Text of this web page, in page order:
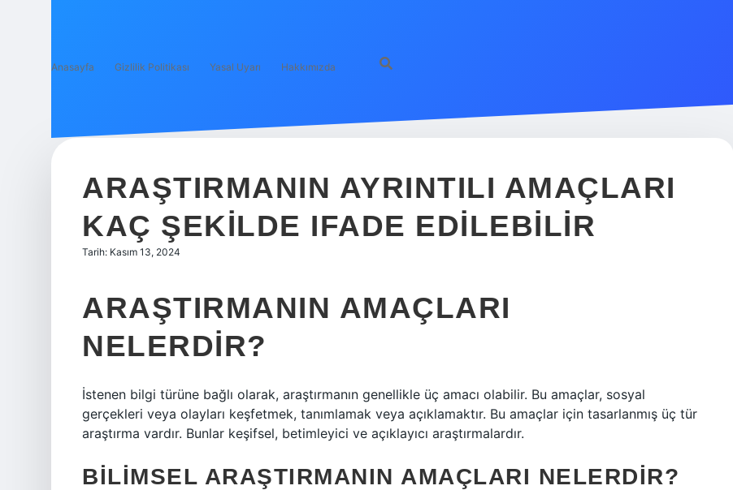
Anasayfa Gizlilik Politikası Yasal Uyarı Hakkımızda
ARAŞTIRMANIN AYRINTILI AMAÇLARI
KAÇ ŞEKILDE IFADE EDILEBILIR
Tarih: Kasım 13, 2024
ARAŞTIRMANIN AMAÇLARI
NELERDIR?
İstenen bilgi türüne bağlı olarak, araştırmanın genellikle üç amacı olabilir. Bu amaçlar, sosyal
gerçekleri veya olayları keşfetmek, tanımlamak veya açıklamaktır. Bu amaçlar için tasarlanmış üç tür
araştırma vardır. Bunlar keşifsel, betimleyici ve açıklayıcı araştırmalardır.
BILIMSEL ARAŞTIRMANIN AMAÇLARI NELERDIR?